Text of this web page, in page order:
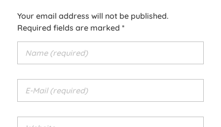
Your email address will not be published.
Required fields are marked *